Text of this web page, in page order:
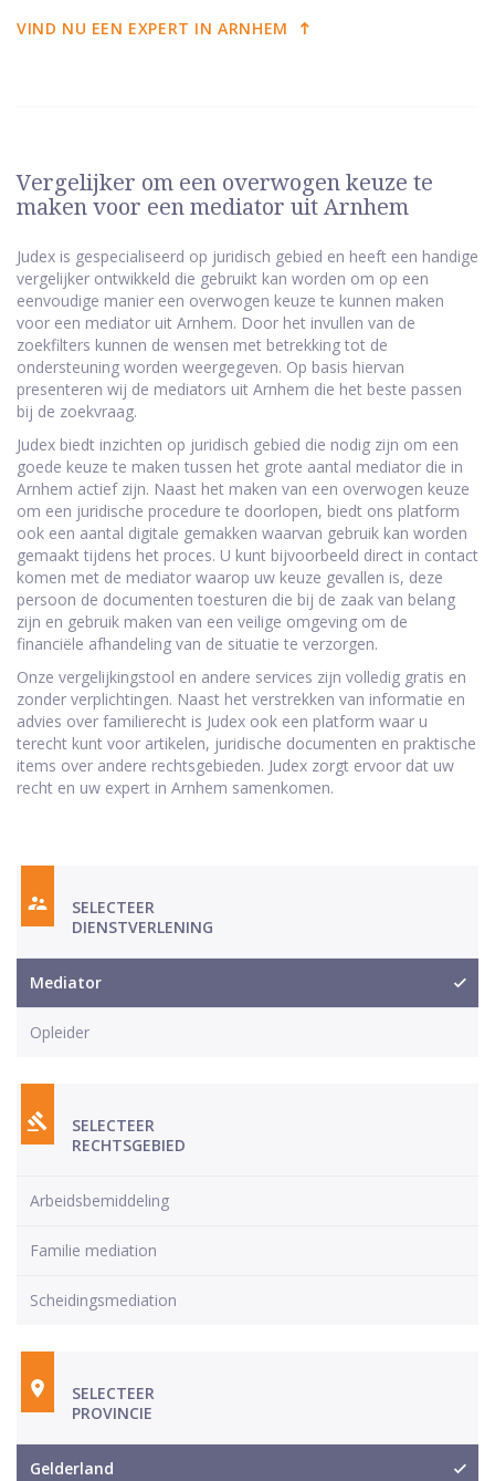
VIND NU EEN EXPERT IN ARNHEM
Vergelijker om een overwogen keuze te
maken voor een mediator uit Arnhem
Judex is gespecialiseerd op juridisch gebied en heeft een handige
vergelijker ontwikkeld die gebruikt kan worden om op een
eenvoudige manier een overwogen keuze te kunnen maken
voor een mediator uit Arnhem. Door het invullen van de
zoekfilters kunnen de wensen met betrekking tot de
ondersteuning worden weergegeven. Op basis hiervan
presenteren wij de mediators uit Arnhem die het beste passen
bij de zoekvraag.
Judex biedt inzichten op juridisch gebied die nodig zijn om een
goede keuze te maken tussen het grote aantal mediator die in
Arnhem actief zijn. Naast het maken van een overwogen keuze
om een juridische procedure te doorlopen, biedt ons platform
ook een aantal digitale gemakken waarvan gebruik kan worden
gemaakt tijdens het proces. U kunt bijvoorbeeld direct in contact
komen met de mediator waarop uw keuze gevallen is, deze
persoon de documenten toesturen die bij de zaak van belang
zijn en gebruik maken van een veilige omgeving om de
financiële afhandeling van de situatie te verzorgen.
Onze vergelijkingstool en andere services zijn volledig gratis en
zonder verplichtingen. Naast het verstrekken van informatie en
advies over familierecht is Judex ook een platform waar u
terecht kunt voor artikelen, juridische documenten en praktische
items over andere rechtsgebieden. Judex zorgt ervoor dat uw
recht en uw expert in Arnhem samenkomen.
SELECTEER
DIENSTVERLENING
Mediator
Opleider
SELECTEER
RECHTSGEBIED
Arbeidsbemiddeling
Familie mediation
Scheidingsmediation
SELECTEER
PROVINCIE
Gelderland